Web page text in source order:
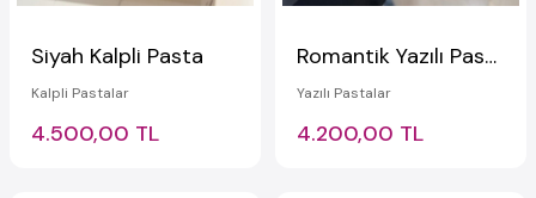
Siyah Kalpli Pasta
Kalpli Pastalar
4.500,00 TL
Romantik Yazılı Pasta
Yazılı Pastalar
4.200,00 TL